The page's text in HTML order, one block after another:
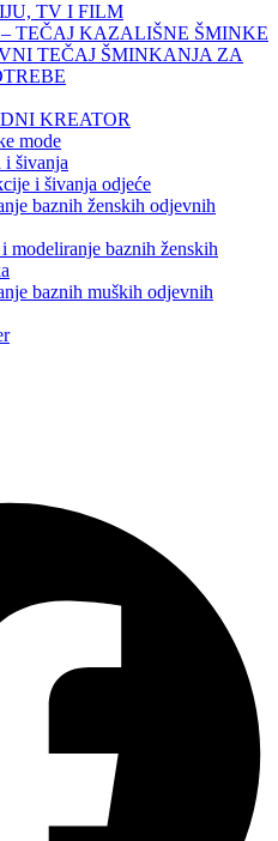
TV I FILM
– TEČAJ KAZALIŠNE ŠMINKE
TEČAJ ŠMINKANJA ZA
KREATOR
mode
i šivanja
i šivanja odjeće
baznih ženskih odjevnih
modeliranje baznih ženskih
baznih muških odjevnih